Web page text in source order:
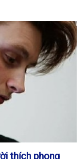
thích phong